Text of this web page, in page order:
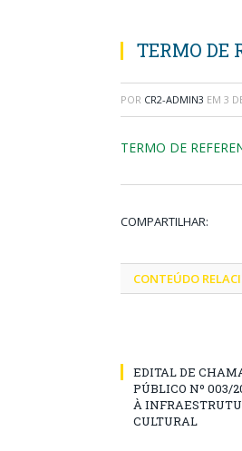
TERMO DE
POR CR2-ADMIN3 EM 3
TERMO DE
COMPARTILHAR:
CONTEÚDO
EDITAL DE
PÚBLICO Nº 003/
À
CULTURAL